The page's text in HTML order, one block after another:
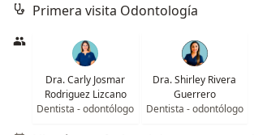
Primera visita Odontología
Dra. Carly Josmar
Rodriguez Lizcano
Dentista - odontólogo
Dra. Shirley Rivera
Guerrero
Dentista - odontólogo